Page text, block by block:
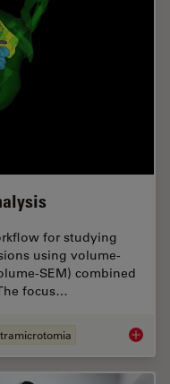
for studying
using volume-
SEM) combined
focus…
Volume